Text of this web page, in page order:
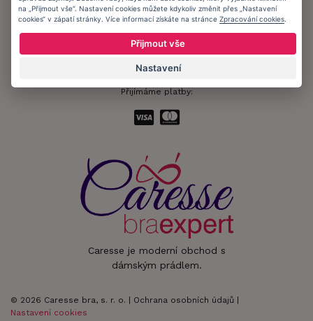
Caresse je moderní obchod s
dámským prádlem.
© 2026 Caresse bra, s. r. o. | Ochrana osobních údajů
Nastavení cookies
Zůstaňte s námi v kontaktu.
Přijímáme platby:
na „Přijmout vše“. Nastavení cookies můžete kdykoliv změnit přes „Nastavení
cookies“ v zápatí stránky. Více informací získáte na stránce Zpracování cookies
Přijmout vše
Nastavení